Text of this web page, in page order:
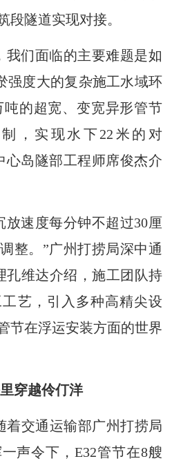
段隧道实现对接。
们面临的主要难题是如
强度大的复杂施工水域环
吨的超宽、变宽异形管节
，实现水下22米的对
心岛隧部工程师席俊杰介
速度每分钟不超过30厘
整。”广州打捞局深中通
孔维达介绍，施工团队持
艺，引入多种高精尖设
节在浮运安装方面的世界
穿越伶仃洋
交通运输部广州打捞局
声令下，E32管节在8艘